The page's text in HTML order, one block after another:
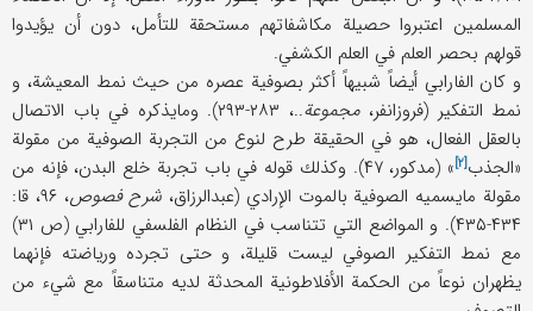
المسلمين اعتبروا حصيلة مكاشفاتهم مستحقة للتأمل، دون أن يؤيدوا
قولهم بحصر العلم في العلم الكشفي.
و كان الفارابي أيضاً شبيهاً أكثر بصوفية عصره من حيث نمط المعيشة، و
نمط التفكير (فروزانفر،مجموعة
..، ۲۸۳-۲۹۳). ومايذكره في باب الاتصال
بالعقل الفعال، هو في الحقيقة طرح لنوع من التجربة الصوفية من مقولة
«الجذب[۲]
» (مدكور، ۴۷). وكذلك قوله في باب تجربة خلع البدن، فإنه من
مقولة مايسميه الصوفية بالموت الإرادي (عبدالرزاق، شرح فصوص
، ۹۶، قا:
۴۳۴-۴۳۵). و المواضع التي تتناسب في النظام الفلسفي للفارابي (ص ۳۱)
مع نمط التفكير الصوفي ليست قليلة، و حتى تجرده ورياضته فإنهما
يظهران نوعاً من الحكمة الأفلاطونية المحدثة لديه متناسقاً مع شيء من